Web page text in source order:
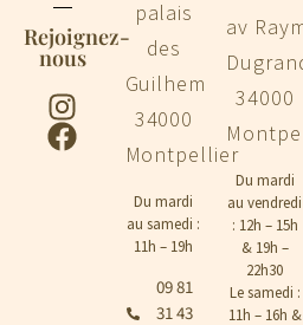
Rejoignez-
nous
palais
des
Guilhem
34000
Montpellier
Du mardi
au samedi :
11h – 19h
09 81
31 43
av
34000
Du mardi
au vendredi
: 12h – 15h
& 19h –
22h30
Le samedi :
11h – 16h &